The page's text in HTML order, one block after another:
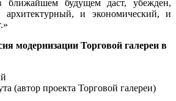
ближайшем будущем даст, убежден,
и экономический, и
модернизации Торговой галереи в
(автор проекта Торговой галереи)